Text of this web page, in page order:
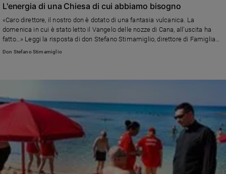
L'energia di una Chiesa di cui abbiamo bisogno
«Caro direttore, il nostro don è dotato di una fantasia vulcanica. La
domenica in cui è stato letto il Vangelo delle nozze di Cana, all’uscita ha
fatto…» Leggi la risposta di don Stefano Stimamiglio, direttore di Famiglia
Cristiana
Don Stefano Stimamiglio